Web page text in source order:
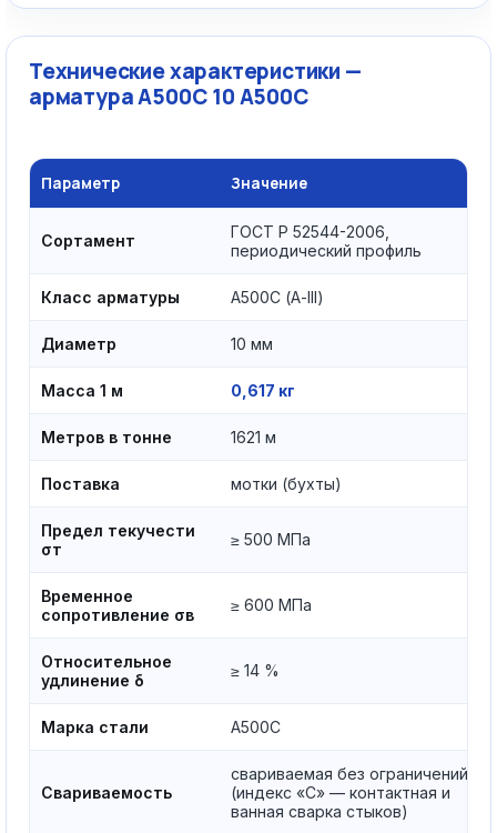
Технические характеристики —
арматура А500С 10 А500С
Параметр Значение
Сортамент
ГОСТ Р 52544-2006,
периодический профиль
Класс арматуры А500С (А-III)
Диаметр 10 мм
Масса 1 м 0,617 кг
Метров в тонне 1621 м
Поставка мотки (бухты)
Предел текучести
σт
≥ 500 МПа
Временное
сопротивление σв
≥ 600 МПа
Относительное
удлинение δ
≥ 14 %
Марка стали А500С
Свариваемость
свариваемая без ограничений
(индекс «С» — контактная и
ванная сварка стыков)